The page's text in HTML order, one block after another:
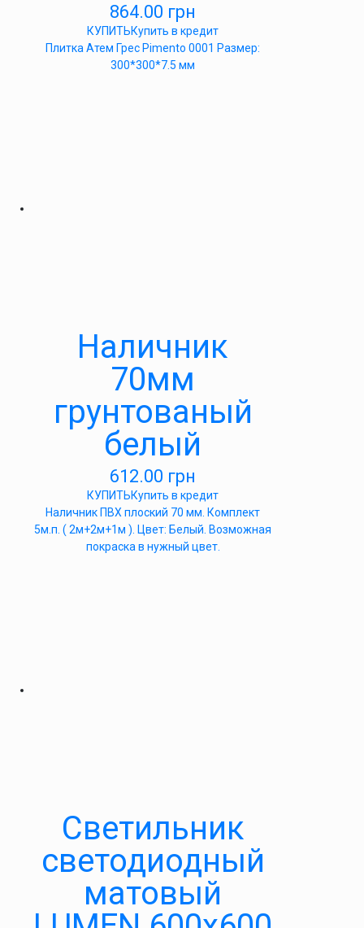
864.00 грн
КУПИТЬКупить в кредит
Плитка Атем Грес Pimento 0001 Размер:
300*300*7.5 мм
Наличник
70мм
грунтованый
белый
612.00 грн
КУПИТЬКупить в кредит
Наличник ПВХ плоский 70 мм. Комплект
5м.п. ( 2м+2м+1м ). Цвет: Белый. Возможная
покраска в нужный цвет.
Светильник
светодиодный
матовый